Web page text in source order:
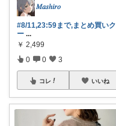
𝑀𝑎𝑠ℎ𝑖𝑟𝑜
#8/11,23:59まで,まとめ買いク
ー ...
￥ 2,499
0 0 3
コレ いいね